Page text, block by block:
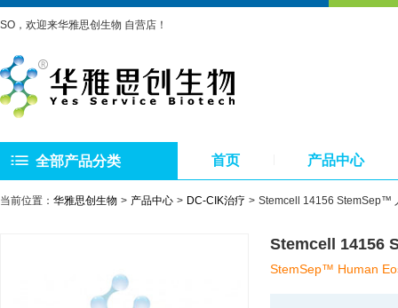
SO，欢迎来华雅思创生物 自营店！
全部产品分类 首页 产品中心
当前位置： 华雅思创生物 产品中心 DC-CIK治疗 Stemcell 14156 StemSep™
Stemcell 14156
StemSep™ Human